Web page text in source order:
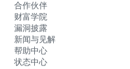
合作伙伴
财富学院
漏洞披露
新闻与见解
帮助中心
状态中心